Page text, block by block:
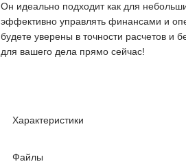
Он идеально подходит как для
эффективно управлять финансами и
будете уверены в точности расчетов и
для вашего дела прямо сейчас!
Характеристики
Файлы